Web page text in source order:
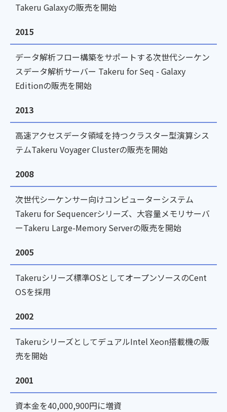
Takeru Galaxyの販売を開始
2015
データ解析フロー構築をサポートする次世代シーケン
スデータ解析サーバー Takeru for Seq - Galaxy
Editionの販売を開始
2013
高速アクセスデータ領域を持つクラスター型演算シス
テムTakeru Voyager Clusterの販売を開始
2008
次世代シーケンサー向けコンピューターシステム
Takeru for Sequencerシリーズ、大容量メモリサーバ
ーTakeru Large-Memory Serverの販売を開始
2005
Takeruシリーズ標準OSとしてオープンソースのCent
OSを採用
2002
TakeruシリーズとしてデュアルIntel Xeon搭載機の販
売を開始
2001
資本金を40,000,900円に増資